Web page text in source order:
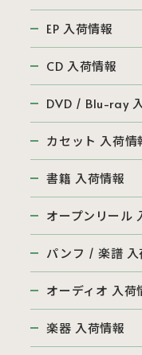
EP 入荷情報
CD 入荷情報
DVD / Blu-ray
カセット 入荷情
書籍 入荷情報
オープンリール
パンフ / 楽譜 入
オーディオ 入荷
楽器 入荷情報